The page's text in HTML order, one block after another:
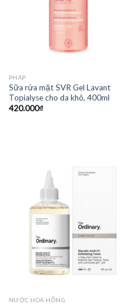
PHÁP
Sữa rửa mặt SVR Gel Lavant
Topialyse cho da khô, 400ml
420.000₫
NƯỚC HOA HỒNG